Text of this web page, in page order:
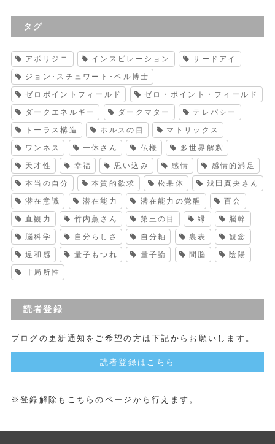
タグ
アボリジニ インスピレーション サードアイ
ジョン･スチュワート･ベル博士
ゼロポイントフィールド ゼロ・ポイント・フィールド
ダークエネルギー ダークマター テレパシー
トーラス構造 ホルスの目 マトリックス
ワンネス 一休さん 仏様 多世界解釈
天才性 幸福 思い込み 感情 感情的満足
本当の自分 本質的欲求 松果体 浅田真央さん
潜在意識 潜在能力 潜在能力の覚醒 百会
直観力 竹内薫さん 第三の目 縁 脳幹
脳科学 自分らしさ 自分軸 裏表 観念
違和感 量子もつれ 量子論 間脳 陰陽
非局所性
読者登録
ブログの更新通知をご希望の方は下記からお願いします。
読者登録はこちら
※登録解除もこちらのページから行えます。